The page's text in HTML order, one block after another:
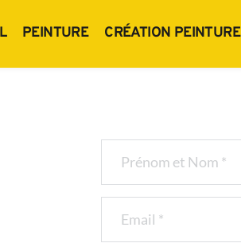
PEINTURE CRÉATION PEINTURE